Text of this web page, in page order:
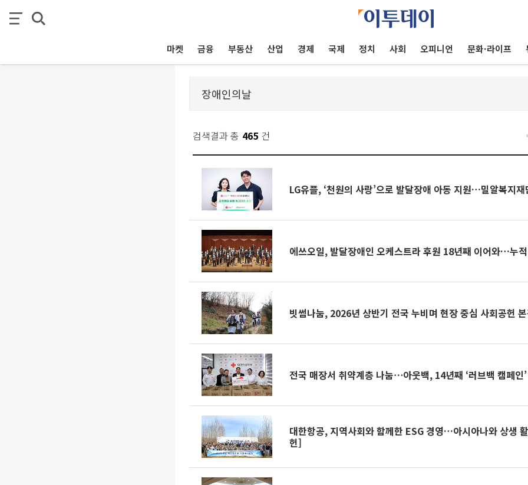
마켓 금융 부동산 산업 경제 국제 정치 사회 오피니언 문화·라이프
검색결과 총 465 건
LG유플, ‘천원의 사랑’으로 발달장애 아동 지원…밀알복지
에쓰오일, 발달장애인 오케스트라 후원 18년째 이어와…누
빗썸나눔, 2026년 상반기 전국 누비며 현장 중심 사회공헌
전국 매장서 취약계층 나눔⋯아웃백, 14년째 ‘러브백 캠페인’
대한항공, 지역사회와 함께한 ESG 경영…아시아나와 상생
헌]